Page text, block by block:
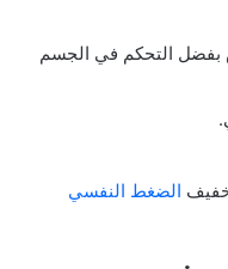
بفضل التحكم في الجسم
الضغط النفسي